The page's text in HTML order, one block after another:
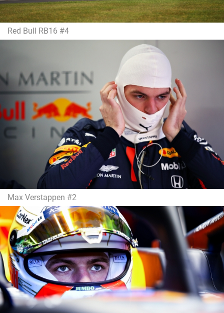
Red Bull RB16 #4
Max Verstappen #2